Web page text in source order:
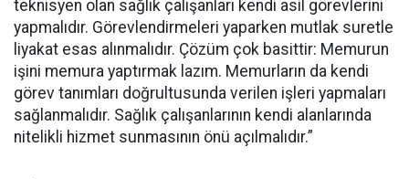
teknisyen olan sağlık çalışanları kendi asil görevlerini
yapmalıdır. Görevlendirmeleri yaparken mutlak suretle
liyakat esas alınmalıdır. Çözüm çok basittir: Memurun
işini memura yaptırmak lazım. Memurların da kendi
görev tanımları doğrultusunda verilen işleri yapmaları
sağlanmalıdır. Sağlık çalışanlarının kendi alanlarında
nitelikli hizmet sunmasının önü açılmalıdır.”